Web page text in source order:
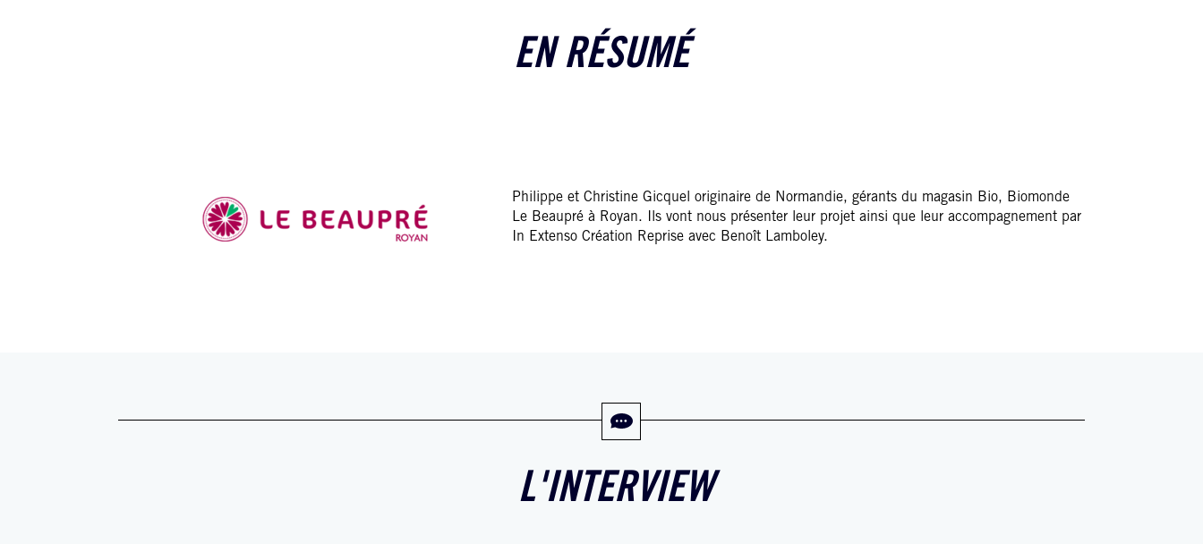
EN RÉSUMÉ
Philippe et Christine Gicquel originaire de Normandie, gérants du magasin Bio, Biomonde
Le Beaupré à Royan. Ils vont nous présenter leur projet ainsi que leur accompagnement par
In Extenso Création Reprise avec Benoît Lamboley.
L'INTERVIEW